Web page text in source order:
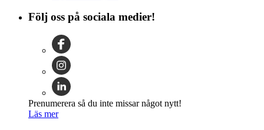
Följ oss på sociala medier!
Prenumerera så du inte missar något nytt!
Läs mer